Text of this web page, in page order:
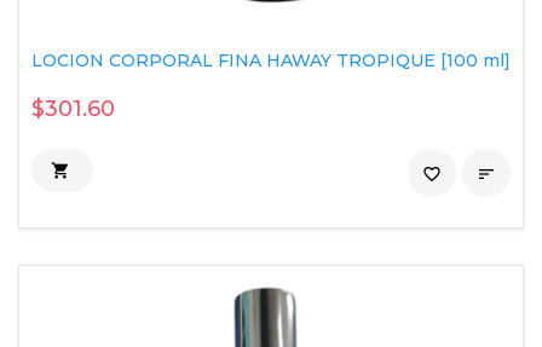
LOCION CORPORAL FINA HAWAY TROPIQUE [100 ml]
$301.60
 
favorite_border